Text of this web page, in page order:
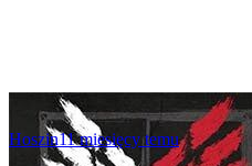
Hoszin11 miesięcy temu